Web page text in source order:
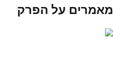
מאמרים על הפרק